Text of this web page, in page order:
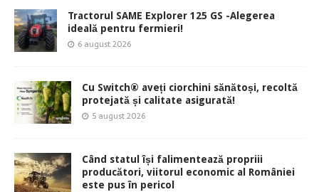
Tractorul SAME Explorer 125 GS -Alegerea
ideală pentru fermieri!
6 august 2026
Cu Switch® aveți ciorchini sănătoși, recoltă
protejată și calitate asigurată!
5 august 2026
Când statul își falimentează propriii
producători, viitorul economic al României
este pus în pericol